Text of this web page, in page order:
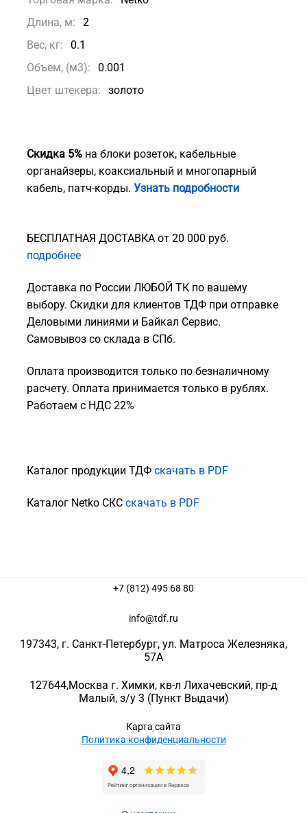
Длина, м:
2
Вес, кг:
0.1
Объем, (м3):
0.001
Цвет штекера:
золото
Скидка 5% на блоки розеток, кабельные
органайзеры, коаксиальный и многопарный
кабель, патч-корды. Узнать подробности
БЕСПЛАТНАЯ ДОСТАВКА от 20 000 руб.
подробнее
Доставка по России ЛЮБОЙ ТК по вашему
выбору. Скидки для клиентов ТДФ при отправке
Деловыми линиями и Байкал Сервис.
Самовывоз со склада в СПб.
Оплата производится только по безналичному
расчету. Оплата принимается только в рублях.
Работаем с НДС 22%
Каталог продукции ТДФ скачать в PDF
Каталог Netko СКС скачать в PDF
+7 (812) 495 68 80
info@tdf.ru
197343, г. Санкт-Петербург, ул. Матроса Железняка,
57A
127644,Москва г. Химки, кв-л Лихачевский, пр-д
Малый, з/у 3 (Пункт Выдачи)
Карта сайта
Политика конфиденциальности